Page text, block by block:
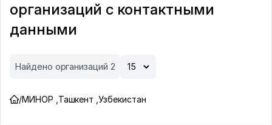
организаций с контактными
данными
Найдено организаций 2
/МИНОР Ташкент ,Узбекистан